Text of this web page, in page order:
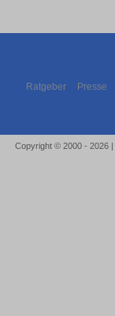
Ratgeber Presse
Copyright © 2000 - 2026